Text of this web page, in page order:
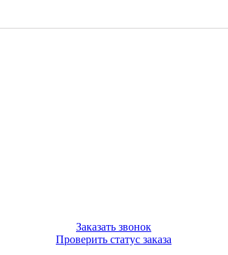
Заказать звонок
Проверить статус заказа